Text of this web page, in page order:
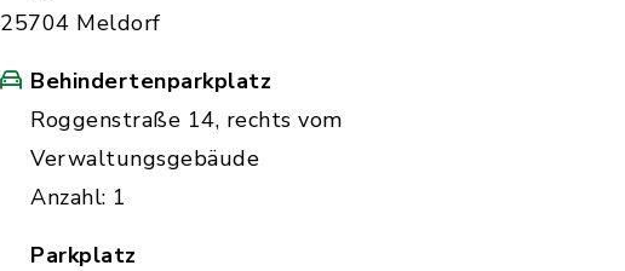
25704 Meldorf
Behindertenparkplatz
Roggenstraße 14, rechts vom
Verwaltungsgebäude
Anzahl: 1
Parkplatz